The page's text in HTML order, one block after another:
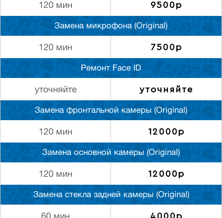
120 мин 9500р
Замена микрофона (Original)
120 мин 7500р
Ремонт Face ID
уточняйте уточняйте
Замена фронтальной камеры (Original)
120 мин 12000р
Замена основной камеры (Original)
120 мин 12000р
Замена стекла задней камеры (Original)
4000р